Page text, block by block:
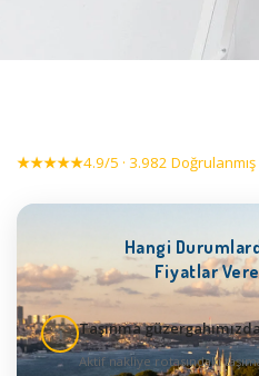
★★★★★4.9/5 · 3.982
Hangi
Fiyatlar
1 Taşınma
Aktif nakliye rotasındaki